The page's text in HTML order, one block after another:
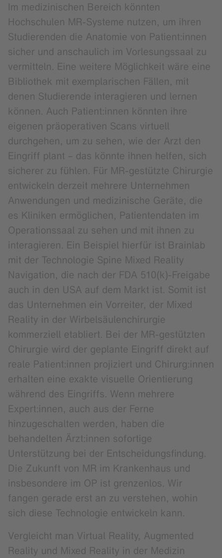
Im medizinischen Bereich könnten
Hochschulen MR-Systeme nutzen, um ihren
Studierenden die Anatomie von Patient:innen
sicher und anschaulich im Vorlesungssaal zu
vermitteln. Eine weitere Möglichkeit wäre eine
Bibliothek mit exemplarischen Fällen, mit
denen Studierende interagieren und lernen
können. Auch Patient:innen könnten ihre
eigenen präoperativen Scans virtuell
durchgehen, um zu sehen, wie der Arzt den
Eingriff plant – das könnte ihnen helfen, sich
sicherer zu fühlen. Für MR-gestützte Chirurgie
entwickeln derzeit mehrere Unternehmen
Anwendungen und medizinische Geräte, die
es Kliniken ermöglichen, Patientendaten im
Operationssaal zu sehen und mit ihnen zu
interagieren. Ein Beispiel hierfür ist Brainlab
mit der Technologie Spine Mixed Reality
Navigation, die nach der FDA 510(k)-Freigabe
auch in den USA auf dem Markt ist. Somit ist
das Unternehmen ein Vorreiter, der Mixed
Reality in der Wirbelsäulenchirurgie
kommerziell etabliert. Bei der MR-gestützten
Chirurgie wird der geplante Eingriff direkt auf
reale Patient:innen projiziert und Chirurg:innen
erhalten eine exakte visuelle Orientierung
während des Eingriffs. Wenn mehrere
Expert:innen, auch aus der Ferne
hinzugeschalten werden, haben die
behandelten Ärzt:innen sofortige
Unterstützung bei der Entscheidungsfindung.
Die Zukunft von MR im Krankenhaus und
insbesondere im OP ist grenzenlos. Wir
fangen gerade erst an zu verstehen, wohin
sich diese Technologie entwickeln kann.
Vergleicht man Virtual Reality, Augmented
Reality und Mixed Reality in der Medizin